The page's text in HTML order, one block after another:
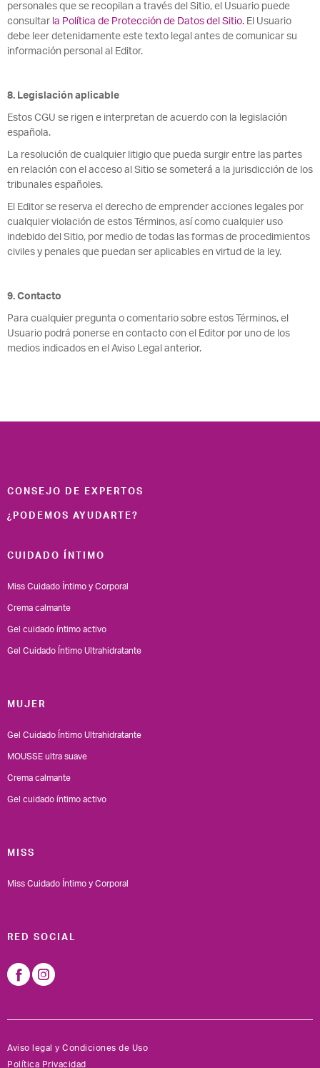
personales que se recopilan a través del Sitio, el Usuario puede
consultar la Política de Protección de Datos del Sitio. El Usuario
debe leer detenidamente este texto legal antes de comunicar su
información personal al Editor.
8. Legislación aplicable
Estos CGU se rigen e interpretan de acuerdo con la legislación
española.
La resolución de cualquier litigio que pueda surgir entre las partes
en relación con el acceso al Sitio se someterá a la jurisdicción de los
tribunales españoles.
El Editor se reserva el derecho de emprender acciones legales por
cualquier violación de estos Términos, así como cualquier uso
indebido del Sitio, por medio de todas las formas de procedimientos
civiles y penales que puedan ser aplicables en virtud de la ley.
9. Contacto
Para cualquier pregunta o comentario sobre estos Términos, el
Usuario podrá ponerse en contacto con el Editor por uno de los
medios indicados en el Aviso Legal anterior.
CONSEJO DE EXPERTOS
¿PODEMOS AYUDARTE?
CUIDADO ÍNTIMO
Miss Cuidado Íntimo y Corporal
Crema calmante
Gel cuidado íntimo activo
Gel Cuidado Íntimo Ultrahidratante
MUJER
Gel Cuidado Íntimo Ultrahidratante
MOUSSE ultra suave
Crema calmante
Gel cuidado íntimo activo
MISS
Miss Cuidado Íntimo y Corporal
RED SOCIAL
Aviso legal y Condiciones de Uso
Política Privacidad